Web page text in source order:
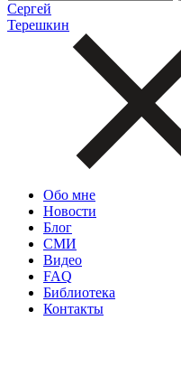
Сергей
Терешкин
Обо мне
Новости
Блог
СМИ
Видео
FAQ
Библиотека
Контакты